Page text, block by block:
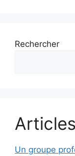
Rechercher
Un groupe